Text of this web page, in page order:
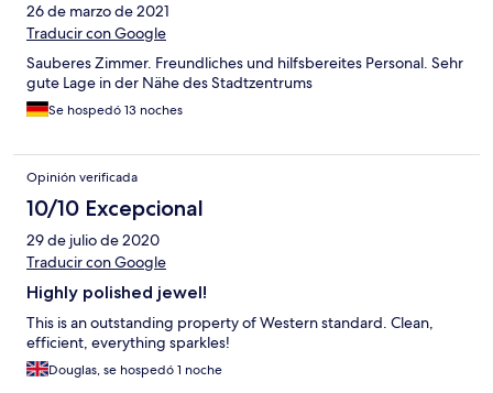
26 de marzo de 2021
Traducir con Google
Sauberes Zimmer. Freundliches und hilfsbereites Personal. Sehr
gute Lage in der Nähe des Stadtzentrums
Se hospedó 13 noches
Opinión verificada
10/10 Excepcional
29 de julio de 2020
Traducir con Google
Highly polished jewel!
This is an outstanding property of Western standard. Clean,
efficient, everything sparkles!
Douglas, se hospedó 1 noche